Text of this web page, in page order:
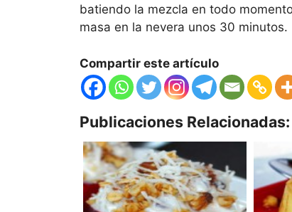
batiendo la mezcla en todo
masa en la nevera unos 30 minutos.
Compartir este artículo
Publicaciones Relacionadas: